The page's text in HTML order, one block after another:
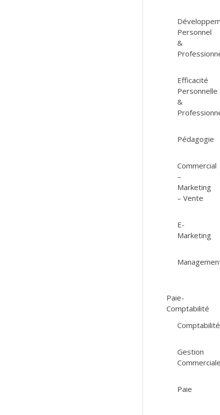
Personnel
&
Efficacité
Personnelle
&
Pédagogie
Commercial
–
Marketing
– Vente
E-
Marketing
Paie-
Comptabilité
Comptabilité
Gestion
Paie